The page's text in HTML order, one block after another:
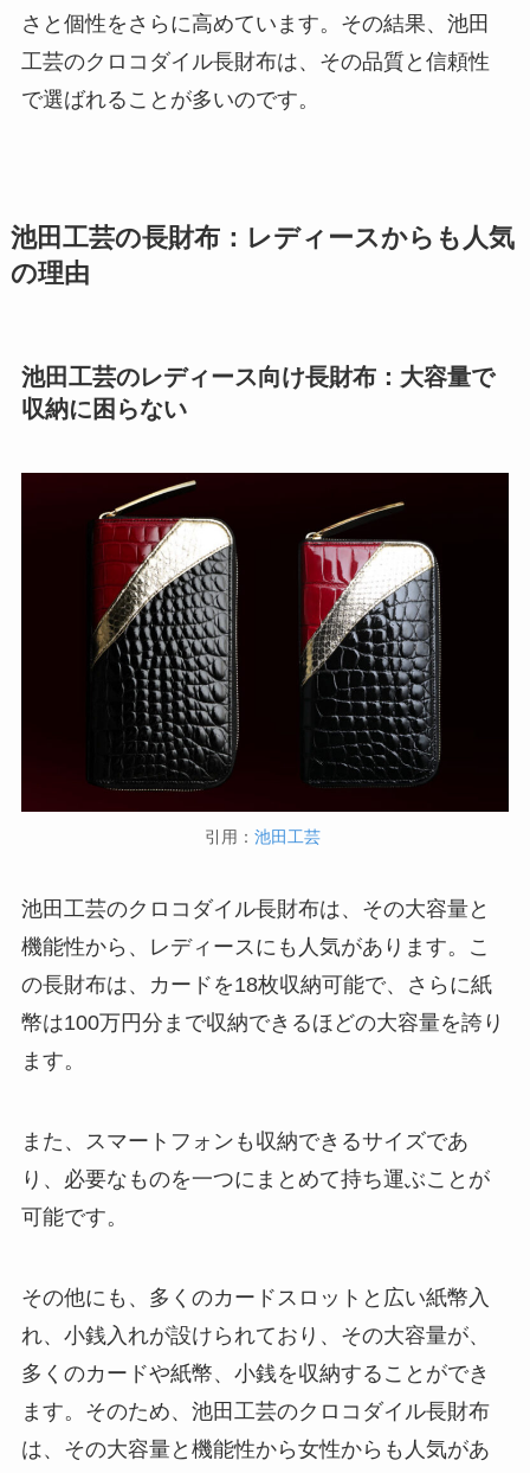
さと個性をさらに高めています。その結果、池田
工芸のクロコダイル長財布は、その品質と信頼性
で選ばれることが多いのです。
池田工芸の長財布：レディースからも人気
の理由
池田工芸のレディース向け長財布：大容量で
収納に困らない
引用： 池田工芸
池田工芸のクロコダイル長財布は、その大容量と
機能性から、レディースにも人気があります。こ
の長財布は、カードを18枚収納可能で、さらに紙
幣は100万円分まで収納できるほどの大容量を誇り
ます。
また、スマートフォンも収納できるサイズであ
り、必要なものを一つにまとめて持ち運ぶことが
可能です。
その他にも、多くのカードスロットと広い紙幣入
れ、小銭入れが設けられており、その大容量が、
多くのカードや紙幣、小銭を収納することができ
ます。そのため、池田工芸のクロコダイル長財布
は、その大容量と機能性から女性からも人気があ